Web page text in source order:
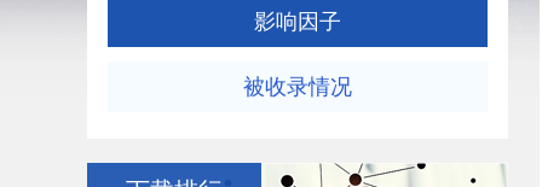
影响因子
被收录情况